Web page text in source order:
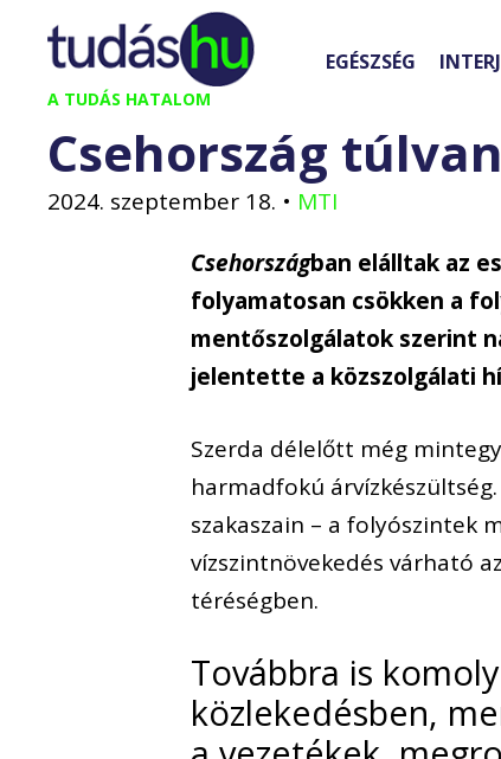
Kilépés
tartalomba
A TUDÁS HATALOM
EGÉSZSÉG
Csehország
2024. szeptember 18. • MTI
Csehországban elálltak az
folyamatosan csökken a
mentőszolgálatok szerint
jelentette a közszolgálati
Szerda délelőtt még
harmadfokú
szakaszain – a folyószintek
vízszintnövekedés várható
téréségben.
Továbbra is
közlekedésben,